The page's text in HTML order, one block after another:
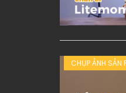
CHỤP ẢNH SẢN